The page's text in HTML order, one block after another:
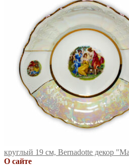
круглый 19 см, Bernadotte декор
О сайте